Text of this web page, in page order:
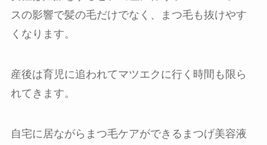
スの影響で髪の毛だけでなく、まつ毛も抜けやす
くなります。
産後は育児に追われてマツエクに行く時間も限ら
れてきます。
自宅に居ながらまつ毛ケアができるまつげ美容液